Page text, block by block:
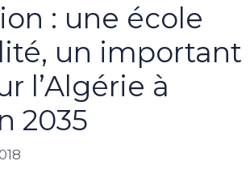
: une école
un important
l’Algérie à
2035